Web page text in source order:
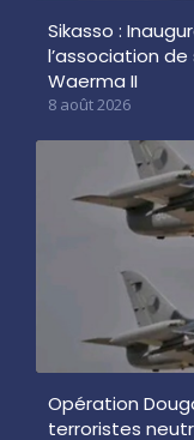
Sikasso :
l’association
Waerma II
8 août 2026
Opération
terroristes